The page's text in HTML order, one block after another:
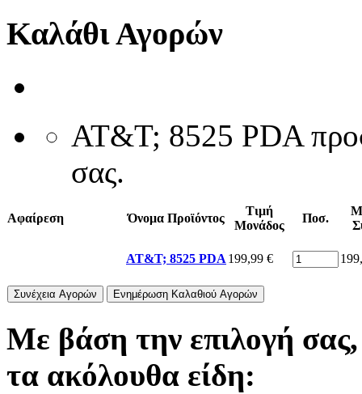
Καλάθι Αγορών
AT&T; 8525 PDA
σας.
Αφαίρεση Όνομα Προϊόντος
Τιμή
Μονάδος
Ποσ.
Συνέχεια Αγορών Ενημέρωση Καλαθιού Αγορών
AT&T; 8525 PDA 199,99 €
Με βάση την επιλογή σας,
τα ακόλουθα είδη: